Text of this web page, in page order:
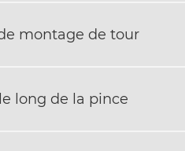
montage de tour
long de la pince